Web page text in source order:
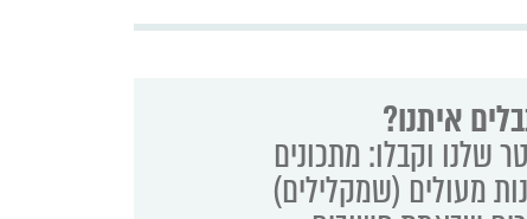
איתנו?
שלנו וקבלו: מתכונים
מעולים (שמקלילים)